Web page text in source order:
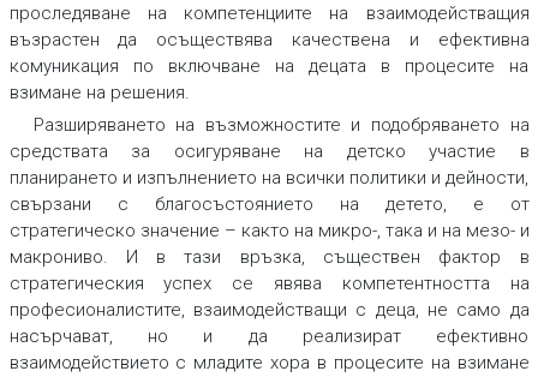
проследяване на компетенциите на взаимодействащия
възрастен да осъществява качествена и ефективна
комуникация по включване на децата в процесите на
взимане на решения.
Разширяването на възможностите и подобряването на
средствата за осигуряване на детско участие в
планирането и изпълнението на всички политики и дейности,
свързани с благосъстоянието на детето, е от
стратегическо значение – както на микро-, така и на мезо- и
макрониво. И в тази връзка, съществен фактор в
стратегическия успех се явява компетентността на
професионалистите, взаимодействащи с деца, не само да
насърчават, но и да реализират ефективно
взаимодействието с младите хора в процесите на взимане